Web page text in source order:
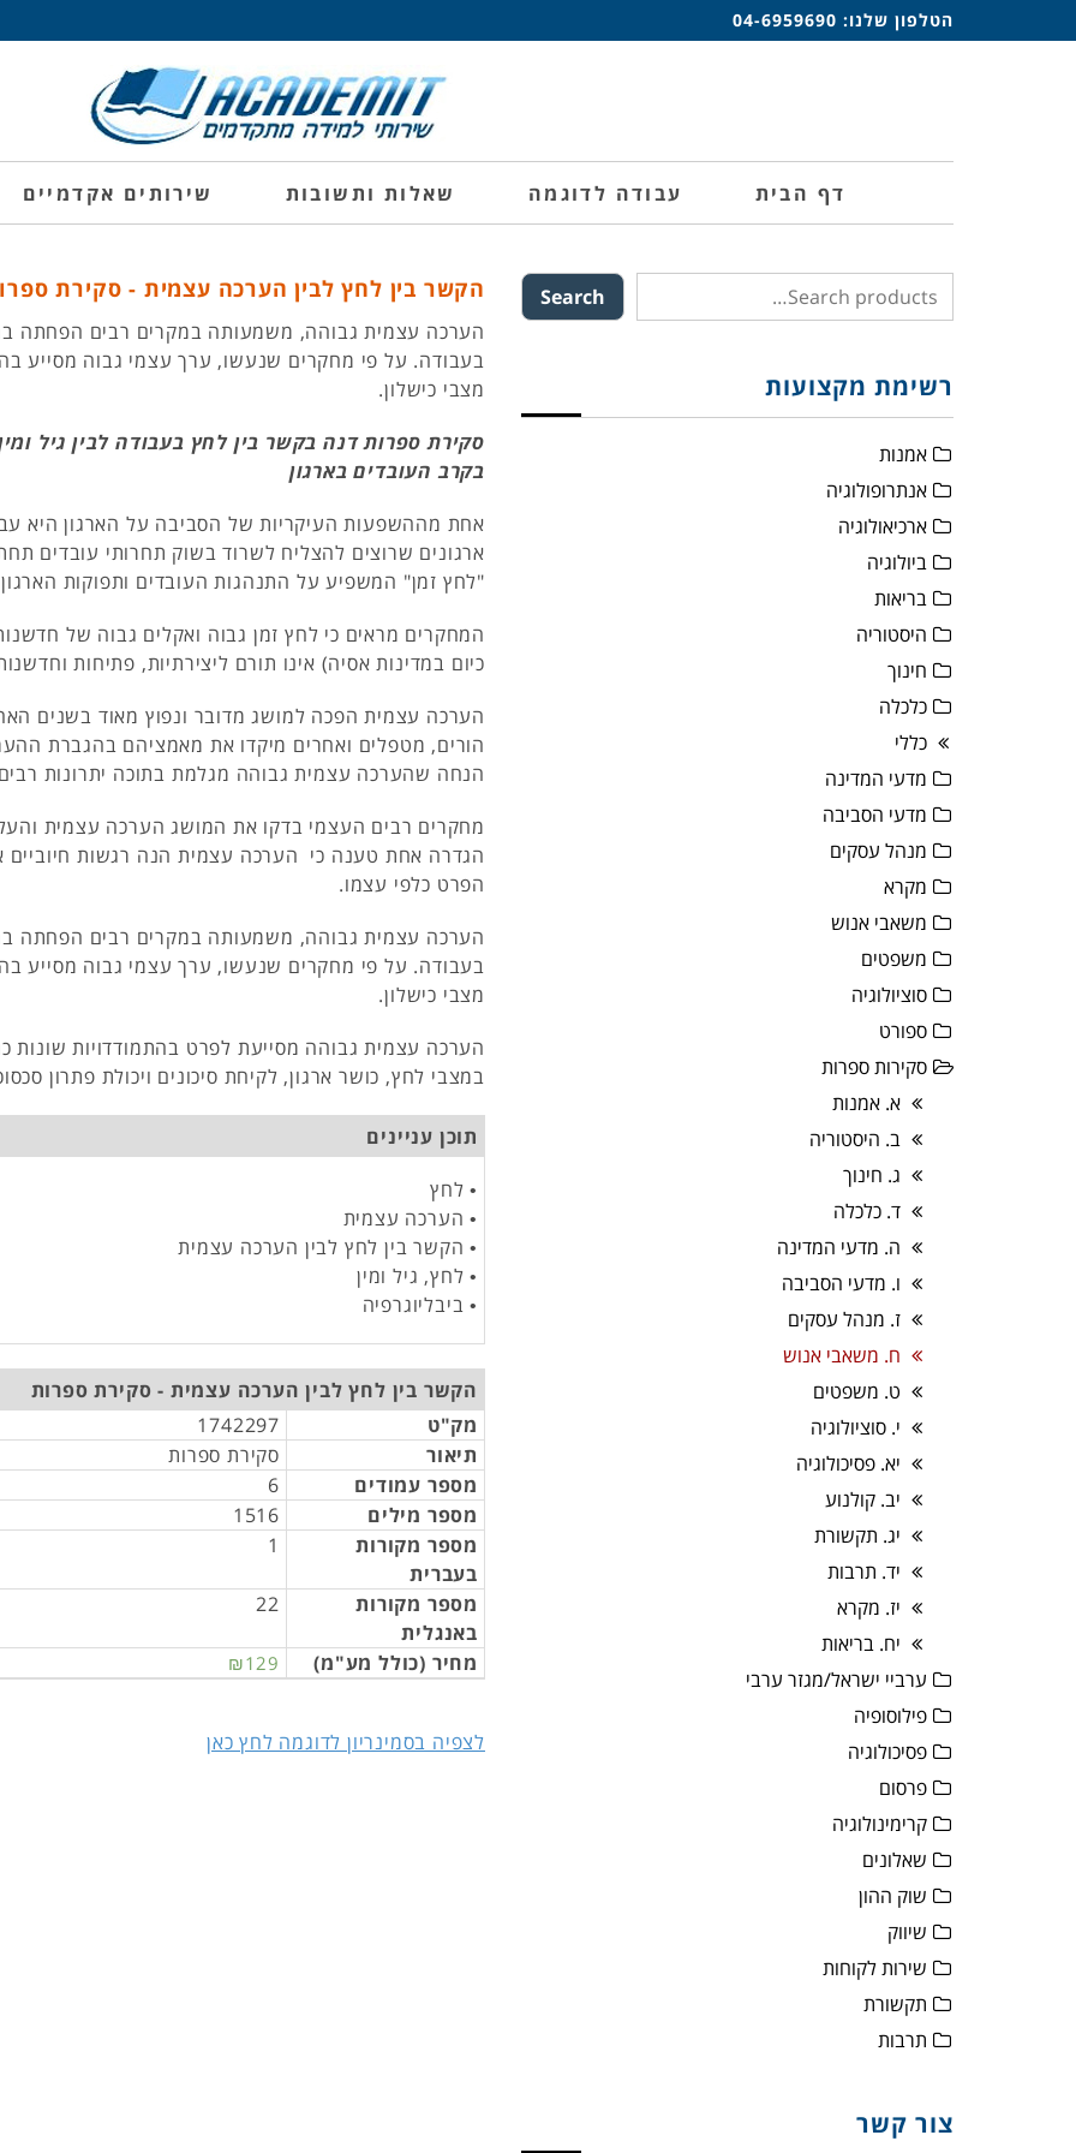
הטלפון שלנו: 04-6959690
דף הבית עבודה לדוגמה שאלות ותשובות שירותים אקדמיים
הקשר בין לחץ לבין הערכה עצמית - סקירת
הערכה עצמית גבוהה, משמעותה במקרים רבים הפחתה
בעבודה. על פי מחקרים שנעשו, ערך עצמי גבוה מסייע
מצבי כישלון.
סקירת ספרות דנה בקשר בין לחץ בעבודה לבין גיל
בקרב העובדים בארגון
אחת מההשפעות העיקריות של הסביבה על הארגון היא
ארגונים שרוצים להצליח לשרוד בשוק תחרותי עובדים
"לחץ זמן" המשפיע על התנהגות העובדים ותפוקות
המחקרים מראים כי לחץ זמן גבוה ואקלים גבוה של
כיום במדינות אסיה) אינו תורם ליצירתיות, פתיחות
הערכה עצמית הפכה למושג מדובר ונפוץ מאוד בשנים
הורים, מטפלים ואחרים מיקדו את מאמציהם בהגברת
הנחה שהערכה עצמית גבוהה מגלמת בתוכה יתרונות
מחקרים רבים העצמי בדקו את המושג הערכה עצמית
הגדרה אחת טענה כי הערכה עצמית הנה רגשות חיוביים
הפרט כלפי עצמו.
הערכה עצמית גבוהה, משמעותה במקרים רבים הפחתה
בעבודה. על פי מחקרים שנעשו, ערך עצמי גבוה מסייע
מצבי כישלון.
הערכה עצמית גבוהה מסייעת לפרט בהתמודדויות שונות
במצבי לחץ, כושר ארגון, לקיחת סיכונים ויכולת פתרון
תוכן עניינים
• לחץ
• הערכה עצמית
• הקשר בין לחץ לבין הערכה עצמית
• לחץ, גיל ומין
• ביבליוגרפיה
הקשר בין לחץ לבין הערכה עצמית - סקירת ספרות
מק"ט
1742297
תיאור
סקירת ספרות
מספר עמודים
6
מספר מילים
1516
מספר מקורות
בעברית
1
מספר מקורות
באנגלית
22
מחיר (כולל מע"מ) ₪129
לצפיה בסמינריון לדוגמה לחץ כאן
Search
רשימת מקצועות
אמנות
אנתרופולוגיה
ארכיאולוגיה
ביולוגיה
בריאות
היסטוריה
חינוך
כלכלה
כללי
מדעי המדינה
מדעי הסביבה
מנהל עסקים
מקרא
משאבי אנוש
משפטים
סוציולוגיה
ספורט
סקירות ספרות
א. אמנות
ב. היסטוריה
ג. חינוך
ד. כלכלה
ה. מדעי המדינה
ו. מדעי הסביבה
ז. מנהל עסקים
ח. משאבי אנוש
ט. משפטים
י. סוציולוגיה
יא. פסיכולוגיה
יב. קולנוע
יג. תקשורת
יד. תרבות
יז. מקרא
יח. בריאות
ערביי ישראל/מגזר ערבי
פילוסופיה
פסיכולוגיה
פרסום
קרימינולוגיה
שאלונים
שוק ההון
שיווק
שירות לקוחות
תקשורת
תרבות
צור קשר